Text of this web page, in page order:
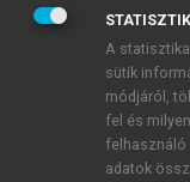
BELÉPÉS
ÚJ FIÓK
1 óra díjmentes
A
sütik
módjáról,
fel és
felhasználó
adatok